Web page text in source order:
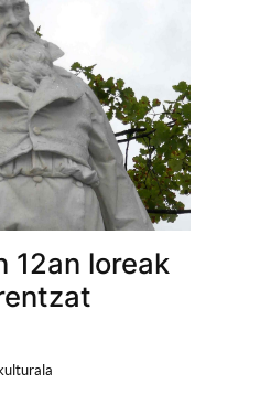
12an loreak